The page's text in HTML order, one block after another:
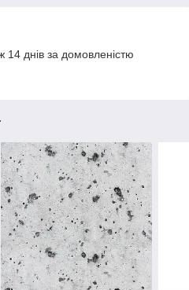
днів за домовленістю